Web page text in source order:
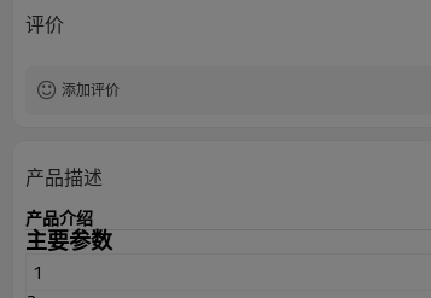
评价
添加评价
产品描述
产品介绍
主要参数
1